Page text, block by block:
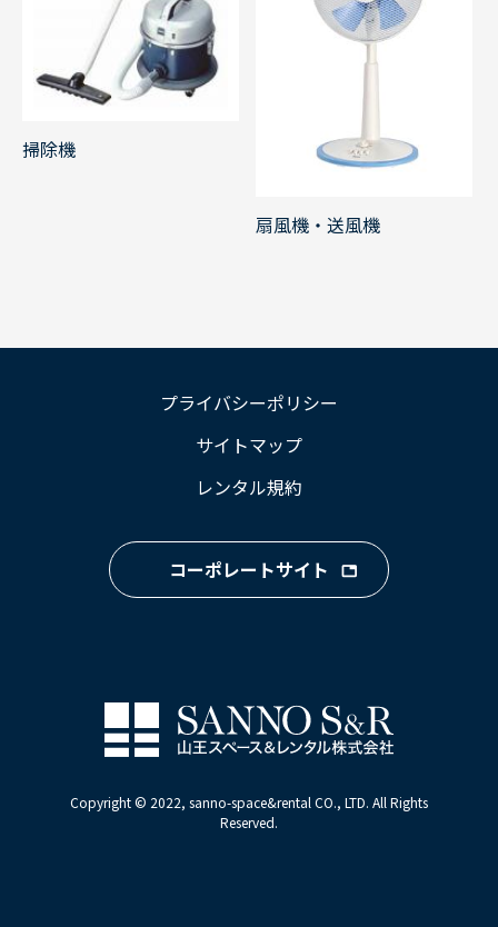
掃除機
扇風機・送風機
プライバシーポリシー
サイトマップ
レンタル規約
コーポレートサイト
Copyright © 2022, sanno-space&rental CO., LTD. All Rights
Reserved.